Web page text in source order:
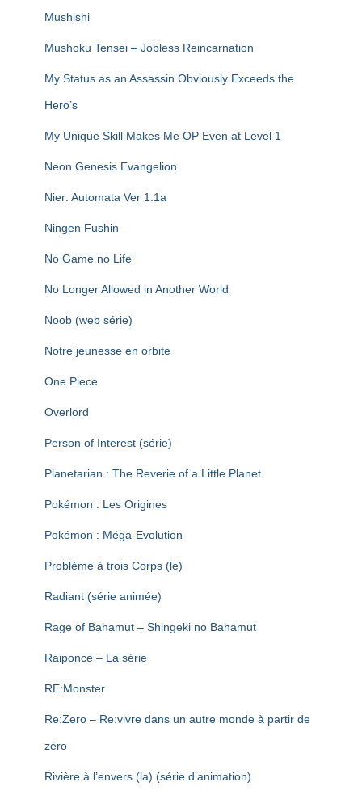
Mushishi
Mushoku Tensei – Jobless Reincarnation
My Status as an Assassin Obviously Exceeds the
Hero’s
My Unique Skill Makes Me OP Even at Level 1
Neon Genesis Evangelion
Nier: Automata Ver 1.1a
Ningen Fushin
No Game no Life
No Longer Allowed in Another World
Noob (web série)
Notre jeunesse en orbite
One Piece
Overlord
Person of Interest (série)
Planetarian : The Reverie of a Little Planet
Pokémon : Les Origines
Pokémon : Méga-Evolution
Problème à trois Corps (le)
Radiant (série animée)
Rage of Bahamut – Shingeki no Bahamut
Raiponce – La série
RE:Monster
Re:Zero – Re:vivre dans un autre monde à partir de
zéro
Rivière à l’envers (la) (série d’animation)